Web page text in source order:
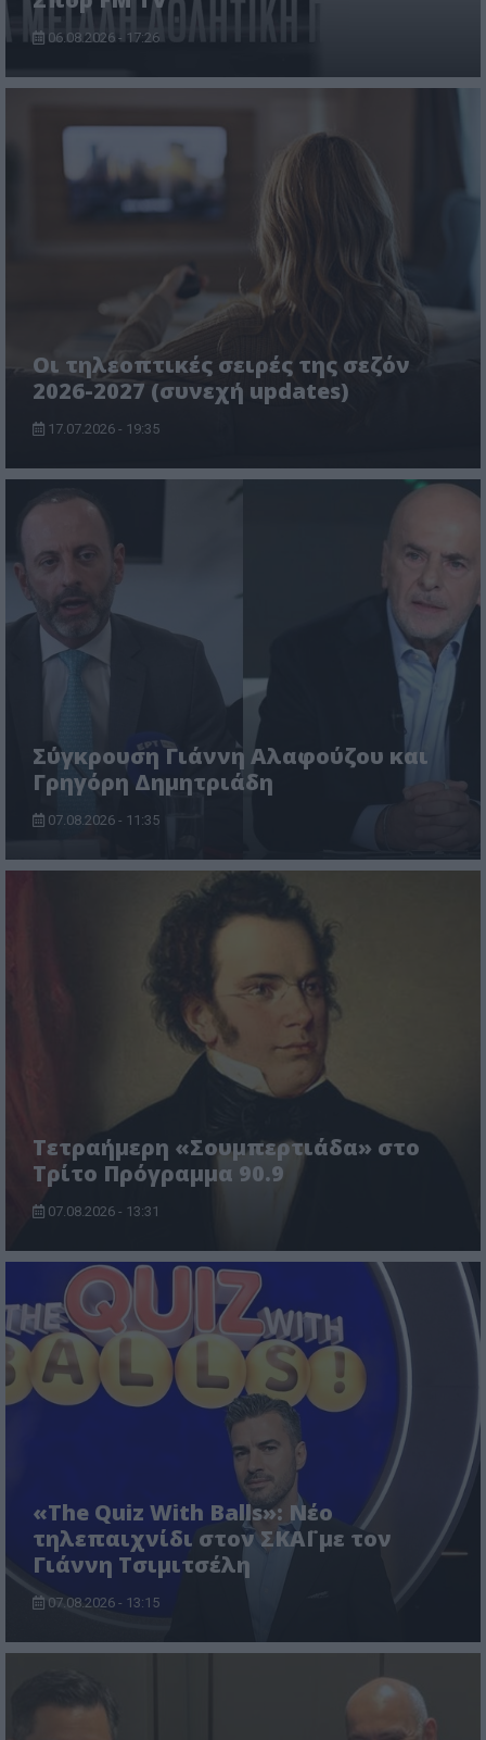
06.08.2026 - 17:26
Οι τηλεοπτικές σειρές της σεζόν
2026-2027 (συνεχή updates)
17.07.2026 - 19:35
Σύγκρουση Γιάννη Αλαφούζου και
Γρηγόρη Δημητριάδη
07.08.2026 - 11:35
Τετραήμερη «Σουμπερτιάδα» στο
Τρίτο Πρόγραμμα 90.9
07.08.2026 - 13:31
«The Quiz With Balls»: Νέο
τηλεπαιχνίδι στον ΣΚΑΪ με τον
Γιάννη Τσιμιτσέλη
07.08.2026 - 13:15